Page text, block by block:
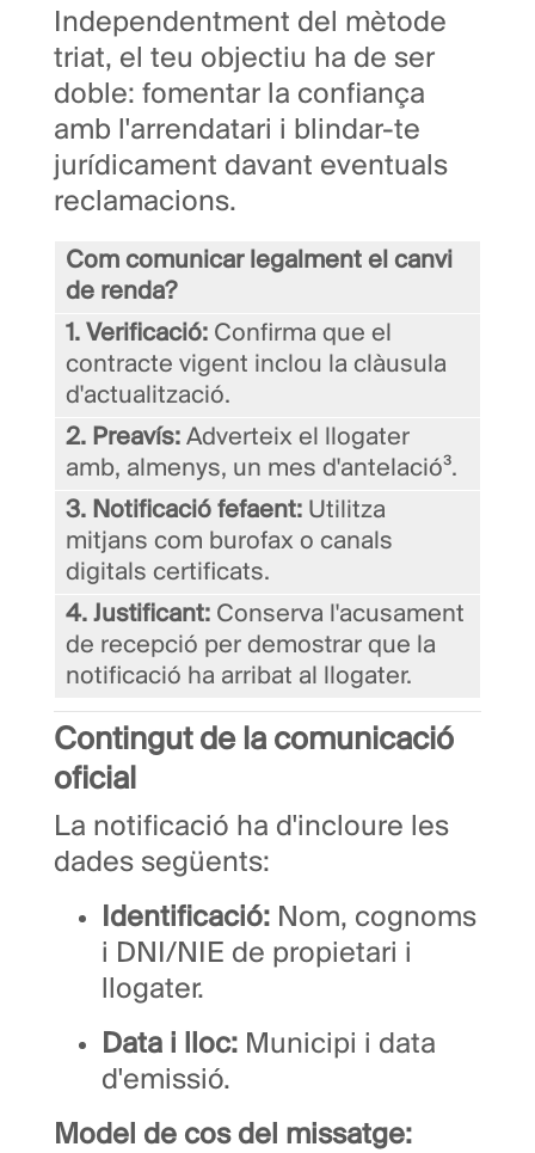
Independentment del mètode
triat, el teu objectiu ha de ser
doble: fomentar la confiança
amb l'arrendatari i blindar-te
jurídicament davant eventuals
reclamacions.
Com comunicar legalment el canvi
de renda?
1. Verificació: Confirma que el
contracte vigent inclou la clàusula
d'actualització.
2. Preavís: Adverteix el llogater
amb, almenys, un mes d'antelació³.
3. Notificació fefaent: Utilitza
mitjans com burofax o canals
digitals certificats.
4. Justificant: Conserva l'acusament
de recepció per demostrar que la
notificació ha arribat al llogater.
Contingut de la comunicació
oficial
La notificació ha d'incloure les
dades següents:
Identificació: Nom, cognoms
i DNI/NIE de propietari i
llogater.
Data i lloc: Municipi i data
d'emissió.
Model de cos del missatge: